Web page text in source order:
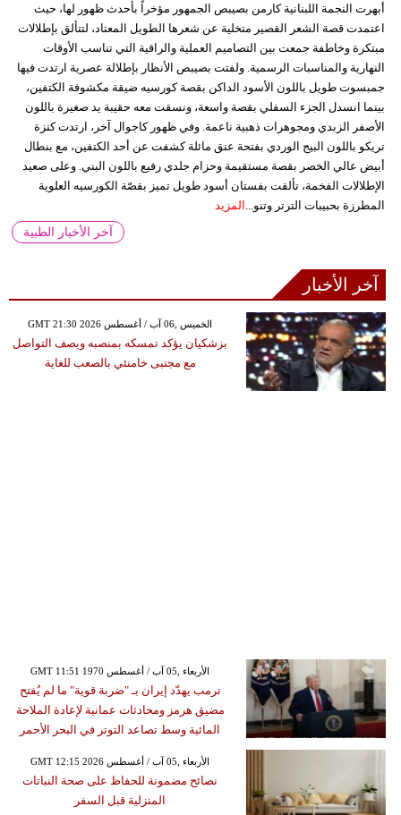
أبهرت النجمة اللبنانية كارمن بصيبص الجمهور مؤخراً بأحدث ظهور لها، حيث
اعتمدت قصة الشعر القصير متخلية عن شعرها الطويل المعتاد، لتتألق بإطلالات
مبتكرة وخاطفة جمعت بين التصاميم العملية والراقية التي تناسب الأوقات
النهارية والمناسبات الرسمية. ولفتت بصيبص الأنظار بإطلالة عصرية ارتدت فيها
جمبسوت طويل باللون الأسود الداكن بقصة كورسيه ضيقة مكشوفة الكتفين،
بينما انسدل الجزء السفلي بقصة واسعة، ونسقت معه حقيبة يد صغيرة باللون
الأصفر الزبدي ومجوهرات ذهبية ناعمة. وفي ظهور كاجوال آخر، ارتدت كنزة
تريكو باللون البيج الوردي بفتحة عنق مائلة كشفت عن أحد الكتفين، مع بنطال
أبيض عالي الخصر بقصة مستقيمة وحزام جلدي رفيع باللون البني. وعلى صعيد
الإطلالات الفخمة، تألقت بفستان أسود طويل تميز بقصّة الكورسيه العلوية
المطرزة بحبيبات الترتر وتنو... المزيد
آخر الأخبار الطبية
آخر الأخبار
GMT 21:30 2026 الخميس ,06 آب / أغسطس
بزشكيان يؤكد تمسكه بمنصبه ويصف التواصل
مع مجتبى خامنئي بالصعب للغاية
GMT 11:51 1970 الأربعاء ,05 آب / أغسطس
ترمب يهدّد إيران بـ "ضربة قوية" ما لم يُفتح
مضيق هرمز ومحادثات عمانية لإعادة الملاحة
المائية وسط تصاعد التوتر في البحر الأحمر
GMT 12:15 2026 الأربعاء ,05 آب / أغسطس
نصائح مضمونة للحفاظ على صحة النباتات
المنزلية قبل السفر